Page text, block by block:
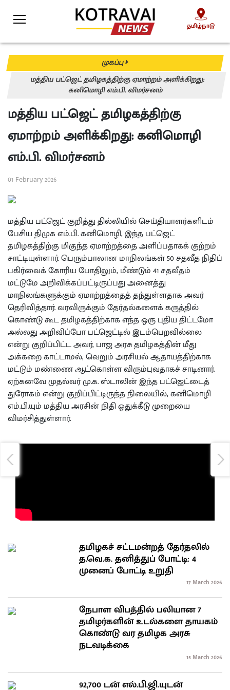
தமிழ்நாடு
முகப்பு
மத்திய பட்ஜெட் தமிழகத்திற்கு ஏமாற்றம் அளிக்கிறது:
கனிமொழி எம்.பி. விமர்சனம்
மத்திய பட்ஜெட் தமிழகத்திற்கு
ஏமாற்றம் அளிக்கிறது: கனிமொழி
எம்.பி. விமர்சனம்
01 February 2026
மத்திய பட்ஜெட் குறித்து தில்லியில் செய்தியாளர்களிடம்
பேசிய திமுக எம்.பி. கனிமொழி, இந்த பட்ஜெட்
தமிழகத்திற்கு மிகுந்த ஏமாற்றத்தை அளிப்பதாகக் குற்றம்
சாட்டியுள்ளார். பெரும்பாலான மாநிலங்கள் 50 சதவீத நிதிப்
பகிர்வைக் கோரிய போதிலும், மீண்டும் 41 சதவீதம்
மட்டுமே அறிவிக்கப்பட்டிருப்பது அனைத்து
மாநிலங்களுக்கும் ஏமாற்றத்தைத் தந்துள்ளதாக அவர்
தெரிவித்தார். வரவிருக்கும் தேர்தல்களைக் கருத்தில்
கொண்டு கூட தமிழகத்திற்காக எந்த ஒரு புதிய திட்டமோ
அல்லது அறிவிப்போ பட்ஜெட்டில் இடம்பெறவில்லை
என்று குறிப்பிட்ட அவர், பாஜ அரசு தமிழகத்தின் மீது
அக்கறை காட்டாமல், வெறும் அரசியல் ஆதாயத்திற்காக
மட்டும் மண்ணை ஆட்கொள்ள விரும்புவதாகச் சாடினார்.
ஏற்கனவே முதல்வர் மு.க. ஸ்டாலின் இந்த பட்ஜெட்டைத்
துரோகம் என்று குறிப்பிட்டிருந்த நிலையில், கனிமொழி
எம்.பி.யும் மத்திய அரசின் நிதி ஒதுக்கீடு முறையை
விமர்சித்துள்ளார்.
தமிழகச் சட்டமன்றத் தேர்தலில்
த.வெ.க. தனித்துப் போட்டி: 4
முனைப் போட்டி உறுதி
17 March 2026
நேபாள விபத்தில் பலியான 7
தமிழர்களின் உடல்களை தாயகம்
கொண்டு வர தமிழக அரசு
நடவடிக்கை
15 March 2026
92,700 டன் எல்.பி.ஜி.யுடன்